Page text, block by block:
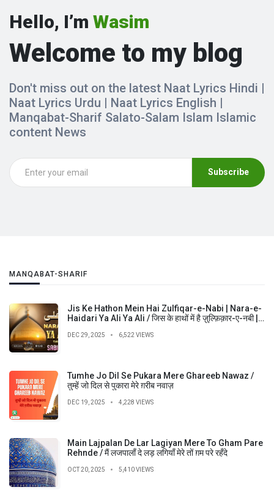
Hello, I’m Wasim
Welcome to my blog
Don't miss out on the latest Naat Lyrics Hindi |
Naat Lyrics Urdu | Naat Lyrics English |
Manqabat-Sharif Salato-Salam Islam Islamic
content News
Subscribe
MANQABAT-SHARIF
Jis Ke Hathon Mein Hai Zulfiqar-e-Nabi | Nara-e-
Haidari Ya Ali Ya Ali / जिस के हाथों में है ज़ुल्फ़िक़ार-ए-नबी |
DEC 29, 2025 6,522 VIEWS
Tumhe Jo Dil Se Pukara Mere Ghareeb Nawaz /
तुम्हें जो दिल से पुकारा मेरे ग़रीब नवाज़
DEC 19, 2025 4,228 VIEWS
Main Lajpalan De Lar Lagiyan Mere To Gham Pare
Rehnde / मैं लजपालाँ दे लड़ लगियाँ मेरे तों ग़म परे रहँदे
OCT 20, 2025 5,410 VIEWS